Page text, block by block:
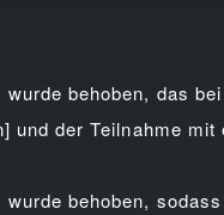
behoben, das bei
und der Teilnahme
behoben,